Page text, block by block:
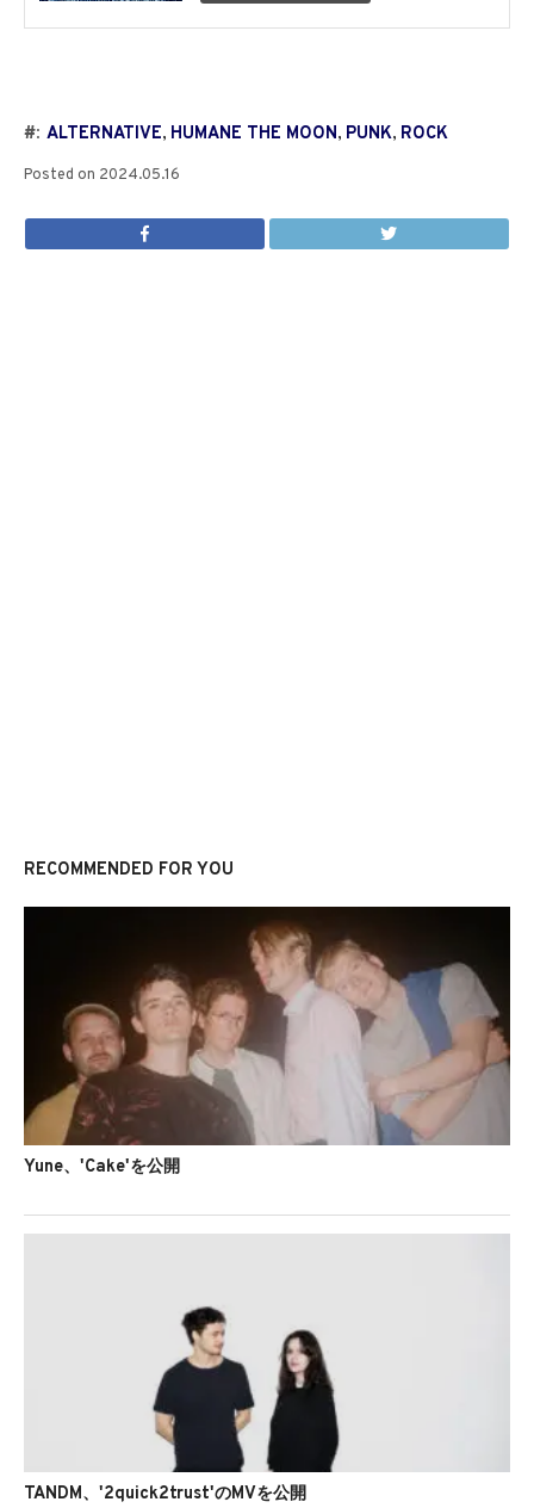
#: ALTERNATIVE, HUMANE THE MOON, PUNK, ROCK
Posted on 2024.05.16
RECOMMENDED FOR YOU
Yune、'Cake'を公開
TANDM、'2quick2trust'のMVを公開